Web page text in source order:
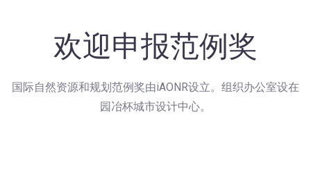
欢迎申报范例奖
国际自然资源和规划范例奖由iAONR设立。组织办公室设在
园冶杯城市设计中心。